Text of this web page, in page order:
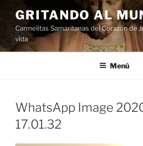
al
contenido
GRITANDO AL
Carmelitas Samaritanas del Corazón de
vida
Menú
WhatsApp Image
17.01.32